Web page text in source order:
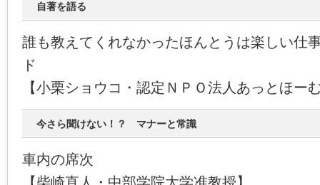
自著を語る
誰も教えてくれなかったほんとうは楽しい仕
ド
【小栗ショウコ・認定ＮＰＯ法人あっとほー
今さら聞けない！？ マナーと常識
車内の席次